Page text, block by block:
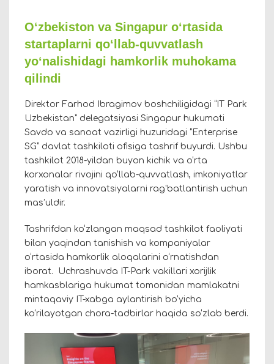
O‘zbekiston va Singapur oʻrtasida
startaplarni qo‘llab-quvvatlash
yoʻnalishidagi hamkorlik muhokama
qilindi
Direktor Farhod Ibragimov boshchiligidagi “IT Park
Uzbekistan” delegatsiyasi Singapur hukumati
Savdo va sanoat vazirligi huzuridagi “Enterprise
SG” davlat tashkiloti ofisiga tashrif buyurdi. Ushbu
tashkilot 2018-yildan buyon kichik va o‘rta
korxonalar rivojini qo‘llab-quvvatlash, imkoniyatlar
yaratish va innovatsiyalarni rag'batlantirish uchun
mas’uldir.
Tashrifdan ko‘zlangan maqsad tashkilot faoliyati
bilan yaqindan tanishish va kompaniyalar
o‘rtasida hamkorlik aloqalarini o‘rnatishdan
iborat. Uchrashuvda IT-Park vakillari xorijlik
hamkasblariga hukumat tomonidan mamlakatni
mintaqaviy IT-xabga aylantirish bo‘yicha
ko‘rilayotgan chora-tadbirlar haqida so‘zlab berdi.